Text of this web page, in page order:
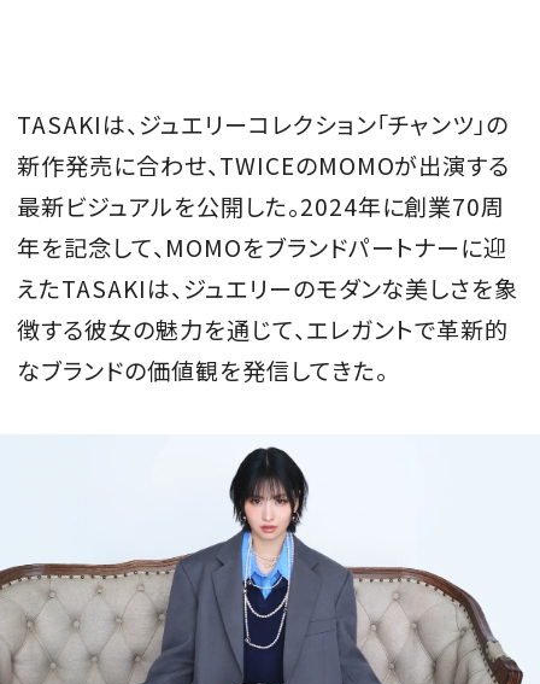
Log in or Sign up
SPUR読者のためのメンバーシッププログラム
「The SPUR Club」。便利な機能と特典を無料で楽し
めます。
ログイン・新規会員登録
TASAKIは、ジュエリーコレクション「チャンツ」の
新作発売に合わせ、TWICEのMOMOが出演する
最新ビジュアルを公開した。2024年に創業70周
年を記念して、MOMOをブランドパートナーに迎
えたTASAKIは、ジュエリーのモダンな美しさを象
徴する彼女の魅力を通じて、エレガントで革新的
なブランドの価値観を発信してきた。